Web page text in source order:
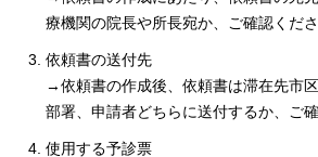
療機関の院長や所長宛か、ご確認くださ
依頼書の送付先
→依頼書の作成後、依頼書は滞在先市
部署、申請者どちらに送付するか、ご確
使用する予診票